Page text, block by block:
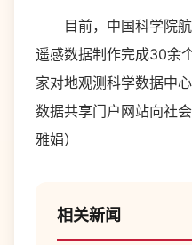
目前，中国科学院航
遥感数据制作完成30余
家对地观测科学数据中
数据共享门户网站向社
雅娟）
相关新闻